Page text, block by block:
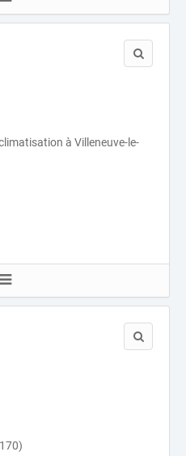
à Villeneuve-le-